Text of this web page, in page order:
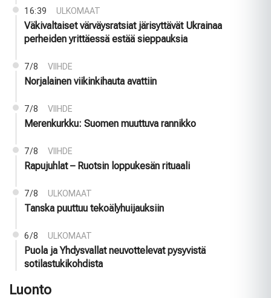
16:39 ULKOMAAT
Väkivaltaiset värväysratsiat järisyttävät Ukrainaa
perheiden yrittäessä estää sieppauksia
7/8 VIIHDE
Norjalainen viikinkihauta avattiin
7/8 VIIHDE
Merenkurkku: Suomen muuttuva rannikko
7/8 VIIHDE
Rapujuhlat – Ruotsin loppukesän rituaali
7/8 ULKOMAAT
Tanska puuttuu tekoälyhuijauksiin
6/8 ULKOMAAT
Puola ja Yhdysvallat neuvottelevat pysyvistä
sotilastukikohdista
Luonto